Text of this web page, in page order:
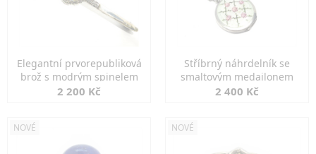
Elegantní prvorepubliková
brož s modrým spinelem
2 200 Kč
Stříbrný náhrdelník se
smaltovým medailonem
2 400 Kč
NOVÉ NOVÉ